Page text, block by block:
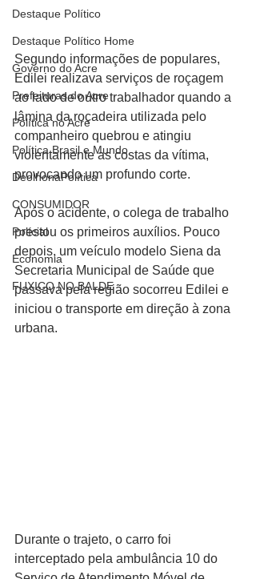
Destaque Político
Destaque Político Home
Governo do Acre
Prefeituras do Acre
Política no Acre
Política Brasil e Mundo
DeolhonaPolítica
CONSUMIDOR
Polícial
Economia
FUXICO NO BALDE
Segundo informações de populares,
Edilei realizava serviços de roçagem
ao lado de outro trabalhador quando a
lâmina da roçadeira utilizada pelo
companheiro quebrou e atingiu
violentamente as costas da vítima,
provocando um profundo corte.
Após o acidente, o colega de trabalho
prestou os primeiros auxílios. Pouco
depois, um veículo modelo Siena da
Secretaria Municipal de Saúde que
passava pela região socorreu Edilei e
iniciou o transporte em direção à zona
urbana.
Durante o trajeto, o carro foi
interceptado pela ambulância 10 do